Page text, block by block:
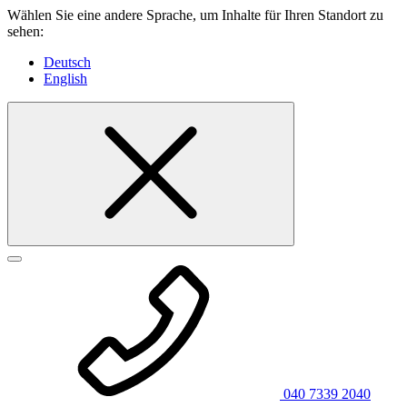
Wählen Sie eine andere Sprache, um Inhalte für Ihren Standort zu
sehen:
Deutsch
English
040 7339 2040